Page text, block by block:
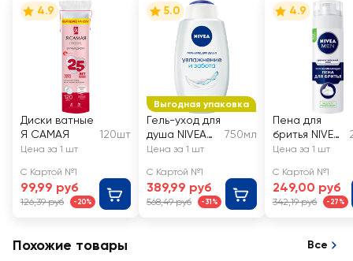
4.9
Диски ватные
Я САМАЯ
120шт
Цена за 1 шт
С Картой №1
99,99 руб
126,39 руб -20%
Выгодная упаковка
5.0
Гель-уход для
душа NIVEA
Увлажнение и
всей семьи,
увлажняющий
750мл
Цена за 1 шт
С Картой №1
389,99 руб
568,49 руб -31%
4.9
Пена для
бритья NIVEA
Men для
ой кожи
Цена за 1 шт
С Картой №1
249,00 руб
342,19 руб -27%
Похожие товары Все